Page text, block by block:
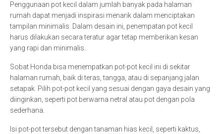
Penggunaan pot kecil dalam jumlah banyak pada halaman
rumah dapat menjadi inspirasi menarik dalam menciptakan
tampilan minimalis. Dalam desain ini, penempatan pot kecil
harus dilakukan secara teratur agar tetap memberikan kesan
yang rapi dan minimalis.
Sobat Honda bisa menempatkan pot-pot kecil ini di sekitar
halaman rumah, baik di teras, tangga, atau di sepanjang jalan
setapak. Pilih pot-pot kecil yang sesuai dengan gaya desain yang
diinginkan, seperti pot berwarna netral atau pot dengan pola
sederhana.
Isi pot-pot tersebut dengan tanaman hias kecil, seperti kaktus,